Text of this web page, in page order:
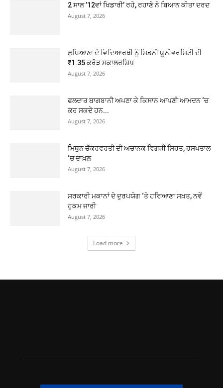
2 ਸਾਲ ’12ਵਾਂ ਖਿਡਾਰੀ’ ਰਹੇ, ਰਹਾਣੇ ਨੇ ਬਿਆਨ ਕੀਤਾ ਦਰਦ
August 7, 2026
ਲੁਧਿਆਣਾ ਦੇ ਵਿਦਿਆਰਥੀ ਨੂੰ ਸਿਡਨੀ ਯੂਨੀਵਰਸਿਟੀ ਦੀ
₹1.35 ਕਰੋੜ ਸਕਾਲਰਸ਼ਿਪ
August 7, 2026
ਫਲਦਾਰ ਬਾਗਬਾਨੀ ਅਪਣਾ ਕੇ ਕਿਸਾਨ ਆਪਣੀ ਆਮਦਨ ‘ਚ
ਕਰ ਸਕਦੇ ਹਨ...
August 7, 2026
ਮਿਥੁਨ ਚੱਕਰਵਰਤੀ ਦੀ ਅਚਾਨਕ ਵਿਗੜੀ ਸਿਹਤ, ਹਸਪਤਾਲ
‘ਚ ਦਾਖ਼ਲ
August 7, 2026
ਸਰਕਾਰੀ ਮਕਾਨਾਂ ਦੇ ਦੁਰਪਯੋਗ ‘ਤੇ ਹਰਿਆਣਾ ਸਖ਼ਤ, ਨਵੇਂ
ਹੁਕਮ ਜਾਰੀ
August 7, 2026
Load more